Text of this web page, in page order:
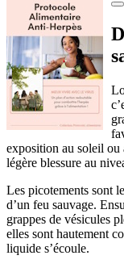
exposition au soleil ou
légère blessure au
Les picotements sont
d’un feu sauvage.
grappes de vésicules
elles sont hautement
liquide s’écoule.